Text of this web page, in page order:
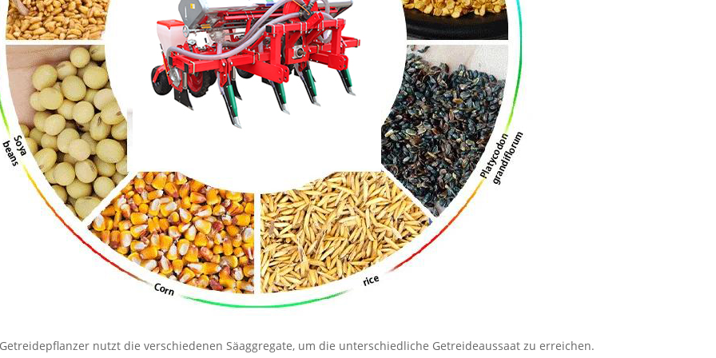
nutzt die verschiedenen Säaggregate, um die unterschiedliche Getreideaussaat zu erreichen.